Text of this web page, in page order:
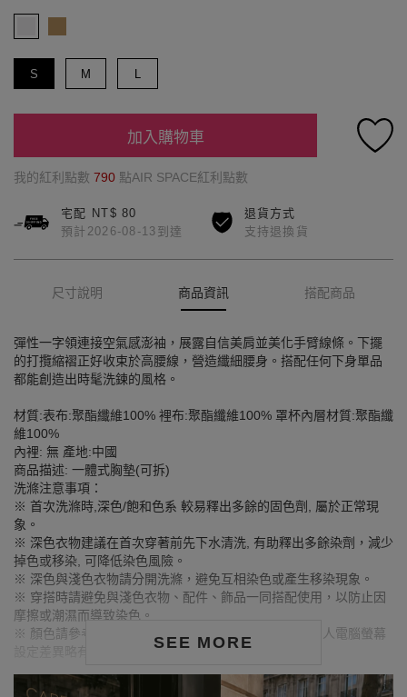
S M L
加入購物車
我的紅利點數 790 點AIR SPACE紅利點數
宅配 NT$ 80
預計2026-08-13到達
退貨方式
支持退換貨
尺寸說明 商品資訊 搭配商品
SEE MORE
彈性一字領連接空氣感澎袖，展露自信美肩並美化手臂線條。下擺
的打攬縮褶正好收束於高腰線，營造纖細腰身。搭配任何下身單品
都能創造出時髦洗鍊的風格。
材質:表布:聚酯纖維100% 裡布:聚酯纖維100% 罩杯內層材質:聚酯纖
維100%
內裡: 無 產地:中國
商品描述: 一體式胸墊(可拆)
洗滌注意事項：
※ 首次洗滌時,深色/飽和色系 較易釋出多餘的固色劑, 屬於正常現
象。
※ 深色衣物建議在首次穿著前先下水清洗, 有助釋出多餘染劑，減少
掉色或移染, 可降低染色風險。
※ 深色與淺色衣物請分開洗滌，避免互相染色或產生移染現象。
※ 穿搭時請避免與淺色衣物、配件、飾品一同搭配使用，以防止因
摩擦或潮濕而導致染色。
※ 顏色請參考單品圖片較為接近，但因圖檔顏色會因個人電腦螢幕
設定差異略有不同，請以實際商品顏色為準。
MODEL資訊